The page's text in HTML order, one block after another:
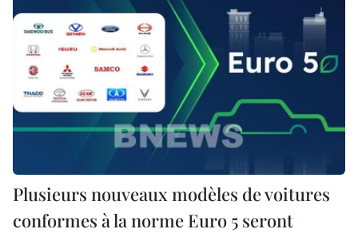
Plusieurs nouveaux modèles de voitures
conformes à la norme Euro 5 seront